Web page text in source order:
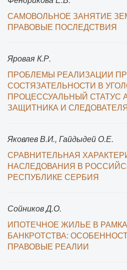
САМОВОЛЬНОЕ ЗАНЯТИЕ
ПРАВОВЫЕ ПОСЛЕДСТВИЯ
Яровая К.Р.
ПРОБЛЕМЫ РЕАЛИЗАЦИИ
СОСТЯЗАТЕЛЬНОСТИ В
ПРОЦЕССУАЛЬНЫЙ СТАТУС
ЗАЩИТНИКА И
Яковлев В.И., Гайдыдей О.Е.
СРАВНИТЕЛЬНАЯ
НАСЛЕДОВАНИЯ В
РЕСПУБЛИКЕ СЕРБИЯ
Сойников Д.О.
ИПОТЕЧНОЕ ЖИЛЬЕ В
БАНКРОТСТВА:
ПРАВОВЫЕ РЕАЛИИ